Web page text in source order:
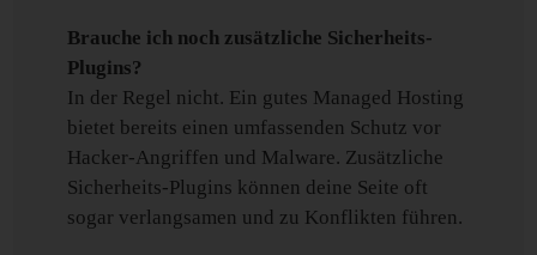
Brauche ich noch zusätzliche Sicherheits-
Plugins?
In der Regel nicht. Ein gutes Managed Hosting
bietet bereits einen umfassenden Schutz vor
Hacker-Angriffen und Malware. Zusätzliche
Sicherheits-Plugins können deine Seite oft
sogar verlangsamen und zu Konflikten führen.